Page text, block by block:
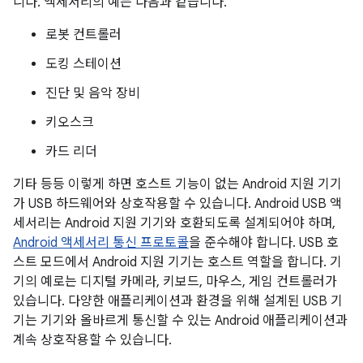
로봇 컨트롤러
도킹 스테이션
진단 및 음악 장비
키오스크
카드 리더
기타 등등 이렇게 하면 호스트 기능이 없는 Android 지원 기기
가 USB 하드웨어와 상호작용할 수 있습니다. Android USB 액
세서리는 Android 지원 기기와 호환되도록 설계되어야 하며,
Android 액세서리 통신 프로토콜을 준수해야 합니다. USB 호
스트 모드에서 Android 지원 기기는 호스트 역할을 합니다. 기
기의 예로는 디지털 카메라, 키보드, 마우스, 게임 컨트롤러가
있습니다. 다양한 애플리케이션과 환경을 위해 설계된 USB 기
기는 기기와 올바르게 통신할 수 있는 Android 애플리케이션과
계속 상호작용할 수 있습니다.